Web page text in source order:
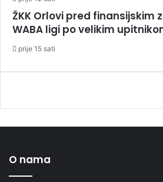
ŽKK Orlovi pred finansijskim
WABA ligi po velikim
prije 15 sati
O nama